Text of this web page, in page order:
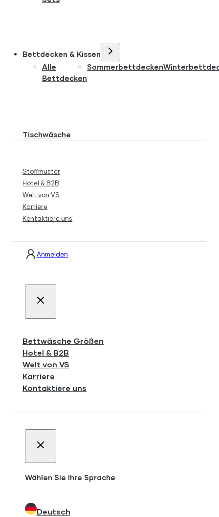
Bettdecken & Kissen
Alle
Bettdecken
Sommerbettdecken
Tischwäsche
Stoffmuster
Hotel & B2B
Welt von VS
Karriere
Kontaktiere uns
Anmelden
Bettwäsche Größen
Hotel & B2B
Welt von VS
Karriere
Kontaktiere uns
Wählen Sie Ihre Sprache
Deutsch